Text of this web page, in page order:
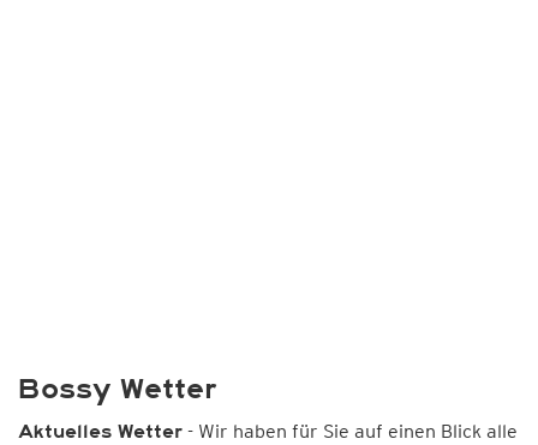
Bossy Wetter
Aktuelles Wetter - Wir haben für Sie auf einen Blick alle